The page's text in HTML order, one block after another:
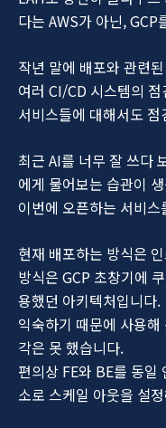
다는 AWS가 아닌, GCP
작년 말에 배포와 관련
여러 CI/CD 시스템의
서비스들에 대해서도
최근 AI를 너무 잘 쓰다
에게 물어보는 습관이
이번에 오픈하는 서비
현재 배포하는 방식은
방식은 GCP 초창기에
용했던 아키텍처입니다.
익숙하기 때문에 사용
각은 못 했습니다.
편의상 FE와 BE를 동일
소로 스케일 아웃을 설